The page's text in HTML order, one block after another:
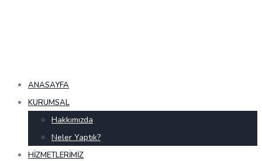
ANASAYFA
KURUMSAL
Hakkımızda
Neler Yaptık?
HIZMETLERIMIZ